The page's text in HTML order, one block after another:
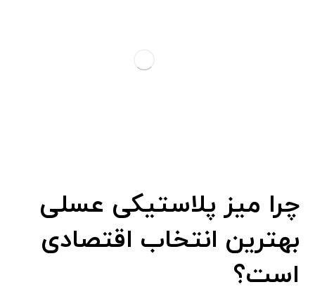
چرا میز پلاستیکی عسلی
بهترین انتخاب اقتصادی
است؟